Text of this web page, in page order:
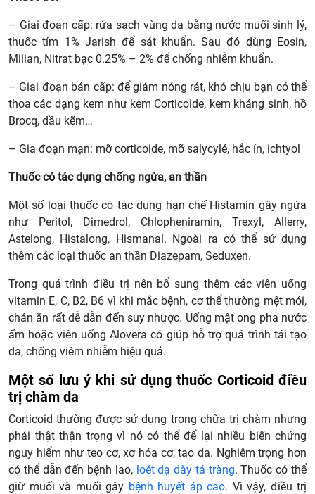
– Giai đoạn cấp: rửa sạch vùng da bằng nước muối sinh lý,
thuốc tím 1% Jarish để sát khuẩn. Sau đó dùng Eosin,
Milian, Nitrat bạc 0.25% – 2% để chống nhiễm khuẩn.
– Giai đoạn bán cấp: để giảm nóng rát, khó chịu bạn có thể
thoa các dạng kem như kem Corticoide, kem kháng sinh, hồ
Brocq, dầu kẽm…
– Gia đoạn mạn: mỡ corticoide, mỡ salycylé, hắc ín, ichtyol
Thuốc có tác dụng chống ngứa, an thần
Một số loại thuốc có tác dụng hạn chế Histamin gây ngứa
như Peritol, Dimedrol, Chlopheniramin, Trexyl, Allerry,
Astelong, Histalong, Hismanal. Ngoài ra có thể sử dụng
thêm các loại thuốc an thần Diazepam, Seduxen.
Trong quá trình điều trị nên bổ sung thêm các viên uống
vitamin E, C, B2, B6 vì khi mắc bệnh, cơ thể thường mệt mỏi,
chán ăn rất dễ dẫn đến suy nhược. Uống mật ong pha nước
ấm hoặc viên uống Alovera có giúp hỗ trợ quá trình tái tạo
da, chống viêm nhiễm hiệu quả.
Một số lưu ý khi sử dụng thuốc Corticoid điều
trị chàm da
Corticoid thường được sử dụng trong chữa trị chàm nhưng
phải thật thận trọng vì nó có thể để lại nhiều biến chứng
nguy hiểm như teo cơ, xơ hóa cơ, tao da. Nghiêm trọng hơn
có thể dẫn đến bệnh lao, loét dạ dày tá tràng. Thuốc có thể
giữ muối và muối gây bệnh huyết áp cao. Vì vậy, điều trị